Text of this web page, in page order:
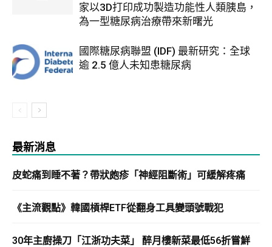
家以3D打印成功製造功能性人類胰島，
為一型糖尿病治療帶來新曙光
國際糖尿病聯盟 (IDF) 最新研究：全球
逾 2.5 億人未知患糖尿病
最新消息
皮蛇痛到睡不著？帶狀皰疹「神經阻斷術」可緩解疼痛
《主流觀點》韓國槓桿ETF從翻身工具變頭號戰犯
30年主廚操刀「江浙功夫菜」 醉月樓新菜最低56折嘗鮮